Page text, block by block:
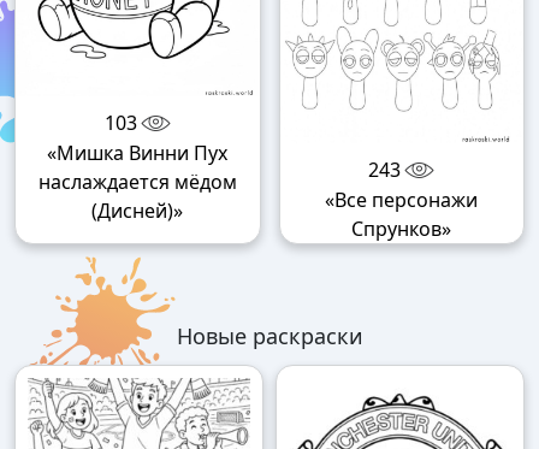
103
«Мишка Винни Пух
наслаждается мёдом
(Дисней)»
243
«Все персонажи
Спрунков»
Новые раскраски